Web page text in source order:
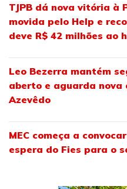
TJPB dá nova vitória à
movida pelo Help e
deve R$ 42 milhões ao
Leo Bezerra mantém
aberto e aguarda nova
Azevêdo
MEC começa a
espera do Fies para o